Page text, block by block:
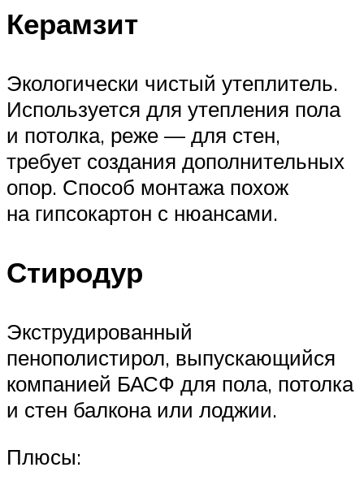
Керамзит
Экологически чистый утеплитель.
Используется для утепления пола
и потолка, реже — для стен,
требует создания дополнительных
опор. Способ монтажа похож
на гипсокартон с нюансами.
Стиродур
Экструдированный
пенополистирол, выпускающийся
компанией БАСФ для пола, потолка
и стен балкона или лоджии.
Плюсы: